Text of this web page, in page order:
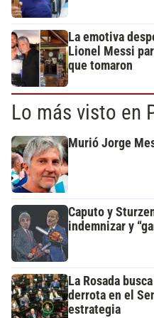
La emotiva
Lionel Messi
que tomaron
Lo más visto en
Murió Jorge
Caputo y
indemnizar y
La Rosada
derrota en el
estrategia